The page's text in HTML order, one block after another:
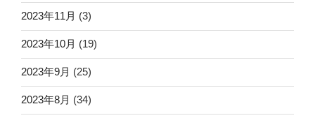
2023年11月 (3)
2023年10月 (19)
2023年9月 (25)
2023年8月 (34)